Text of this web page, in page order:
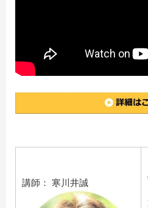
講師： 寒川井誠